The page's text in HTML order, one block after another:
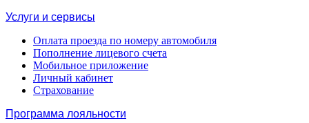
Услуги и сервисы
Оплата проезда по номеру автомобиля
Пополнение лицевого счета
Мобильное приложение
Личный кабинет
Страхование
Программа лояльности